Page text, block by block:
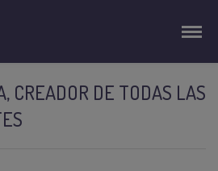
CREADOR DE TODAS LAS